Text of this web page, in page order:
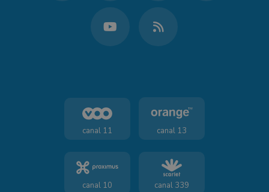
canal 11 canal 13
canal 10 canal 339